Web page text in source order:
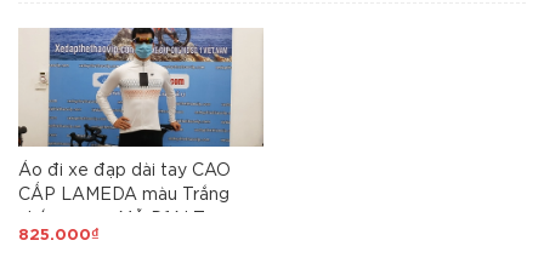
Áo đi xe đạp dài tay CAO
CẤP LAMEDA màu Trắng
825.000₫